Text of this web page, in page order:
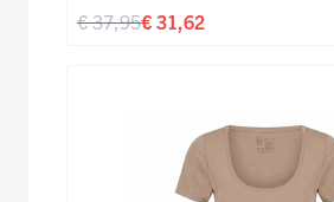
€ 31,62
€ 37,95